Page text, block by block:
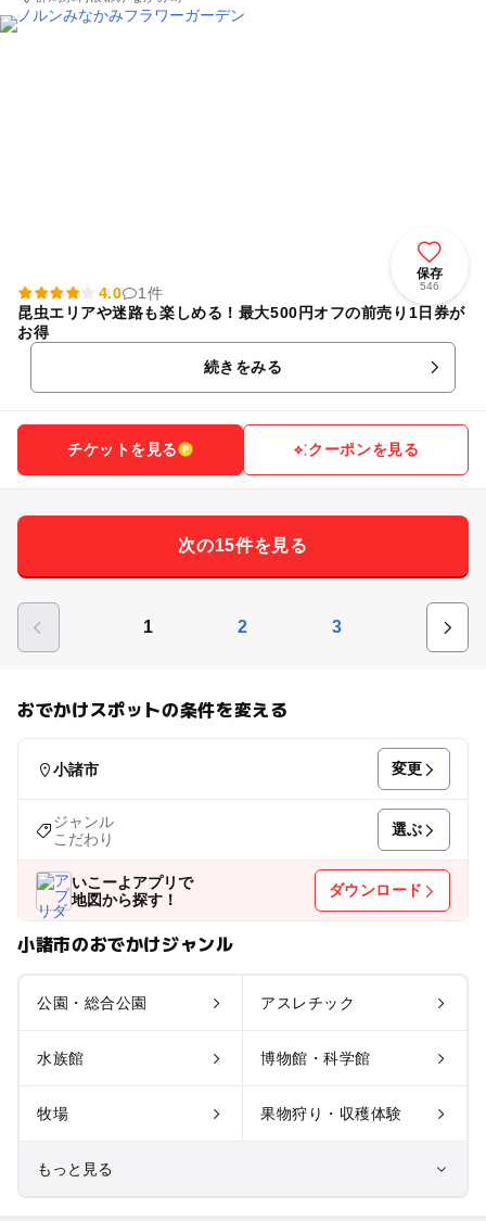
保存
546
4.0
1件
昆虫エリアや迷路も楽しめる！最大500円オフの前売り1日券が
お得
続きをみる
チケットを見る クーポンを見る
次の15件を見る
1 2 3
おでかけスポットの条件を変える
小諸市 変更
ジャンル
こだわり
選ぶ
いこーよアプリで
地図から探す！
ダウンロード
小諸市のおでかけジャンル
公園・総合公園 アスレチック
水族館 博物館・科学館
牧場 果物狩り・収穫体験
もっと見る